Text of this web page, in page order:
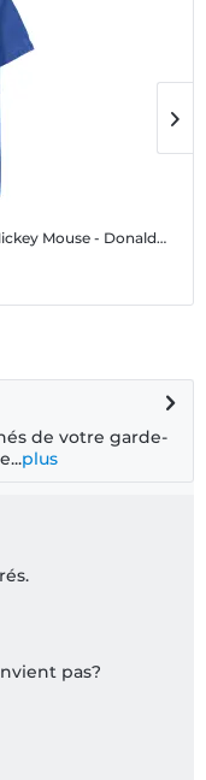
Donald Duck Big Face Donald - Homme T-shirt
de votre garde-
plus
pas?